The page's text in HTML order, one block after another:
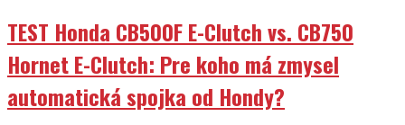
TEST Honda CB500F E-Clutch vs. CB750
Hornet E-Clutch: Pre koho má zmysel
automatická spojka od Hondy?